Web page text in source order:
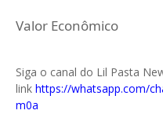
Valor Econômico
Siga o canal do Lil Pasta
link https://whatsapp.com/
m0a